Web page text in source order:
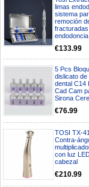
limas
sistema
remoción
endodoncia
€133.99
5 Pcs
dislicato de
dental C14
Cad Cam
Sirona
€76.99
TOSI TX-
Contra-
con luz
cabezal
€210.99